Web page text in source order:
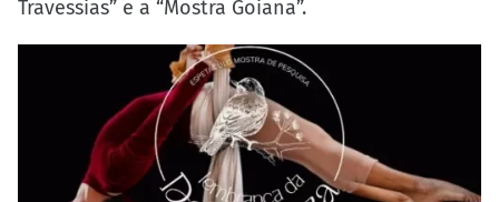
Travessias” e a “Mostra Goiana”.